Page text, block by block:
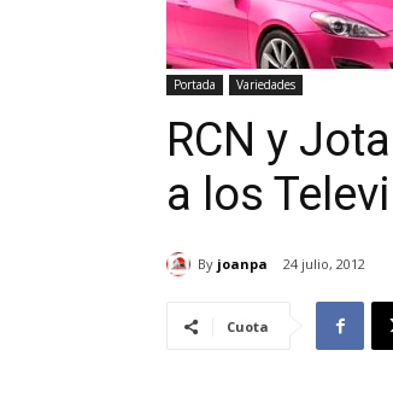
Portada Variedades
RCN y
a los
By joanpa 24 julio, 2012
Cuota